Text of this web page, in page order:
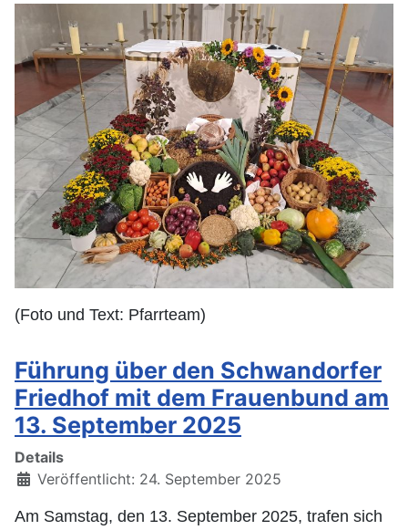
(Foto und Text: Pfarrteam)
Führung über den Schwandorfer
Friedhof mit dem Frauenbund am
13. September 2025
Details
Veröffentlicht: 24. September 2025
Am Samstag, den 13. September 2025, trafen sich